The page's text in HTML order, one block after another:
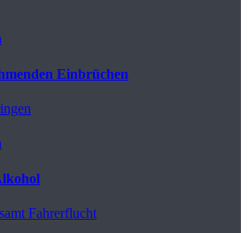
Einbrüchen
Fahrerflucht